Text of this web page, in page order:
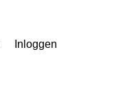
Inloggen